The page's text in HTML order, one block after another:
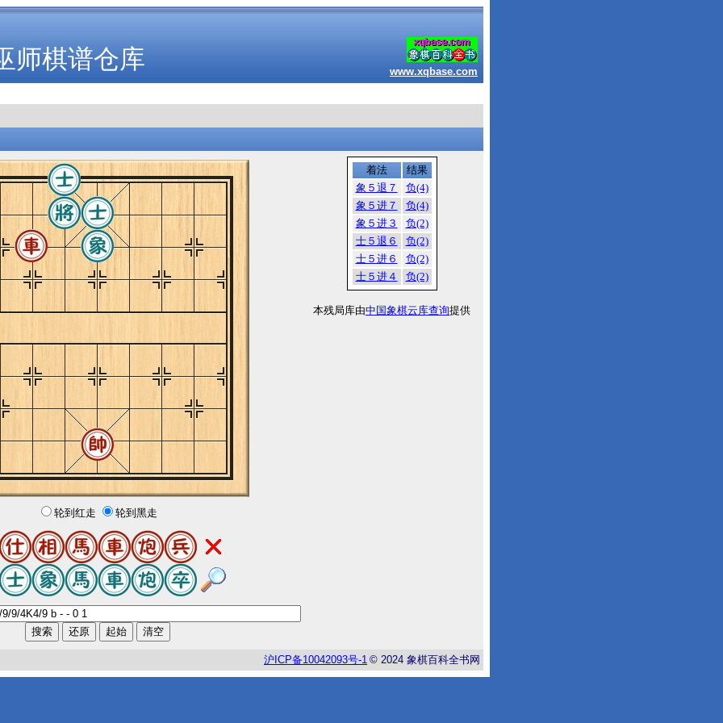
师棋谱仓库 www.xqbase.com
轮到红走 轮到黑走
着法
结果
象５退７
负(4)
象５进７
负(4)
象５进３
负(2)
士５退６
负(2)
士５进６
负(2)
士５进４
负(2)
本残局库由中国象棋云库查询提供
沪 ICP备10042093号-1 © 2024 象棋百科全书网